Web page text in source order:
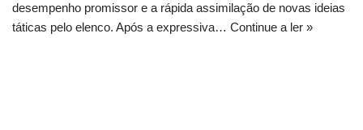
desempenho promissor e a rápida assimilação de novas ideias
táticas pelo elenco. Após a expressiva… Continue a ler »